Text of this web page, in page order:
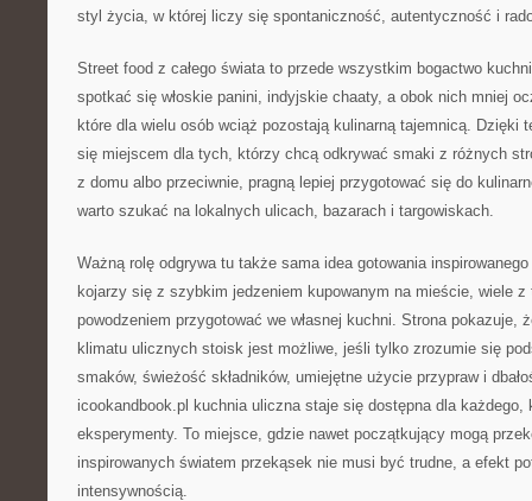
styl życia, w której liczy się spontaniczność, autentyczność i
Street food z całego świata to przede wszystkim bogactwo
spotkać się włoskie panini, indyjskie chaaty, a obok nich mniej
które dla wielu osób wciąż pozostają kulinarną tajemnicą. Dzięki
się miejscem dla tych, którzy chcą odkrywać smaki z różnych
z domu albo przeciwnie, pragną lepiej przygotować się do
warto szukać na lokalnych ulicach, bazarach i targowiskach.
Ważną rolę odgrywa tu także sama idea gotowania
kojarzy się z szybkim jedzeniem kupowanym na mieście, wiele
powodzeniem przygotować we własnej kuchni. Strona pokazuje,
klimatu ulicznych stoisk jest możliwe, jeśli tylko zrozumie się
smaków, świeżość składników, umiejętne użycie przypraw i
icookandbook.pl kuchnia uliczna staje się dostępna dla każdego,
eksperymenty. To miejsce, gdzie nawet początkujący mogą
inspirowanych światem przekąsek nie musi być trudne, a efekt
intensywnością.